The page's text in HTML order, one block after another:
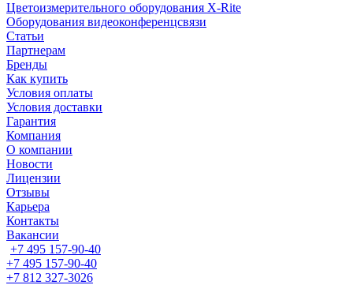
Цветоизмерительного оборудования X-Rite
Оборудования видеоконференцсвязи
Статьи
Партнерам
Бренды
Как купить
Условия оплаты
Условия доставки
Гарантия
Компания
О компании
Новости
Лицензии
Отзывы
Карьера
Контакты
Вакансии
+7 495 157-90-40
+7 495 157-90-40
+7 812 327-3026